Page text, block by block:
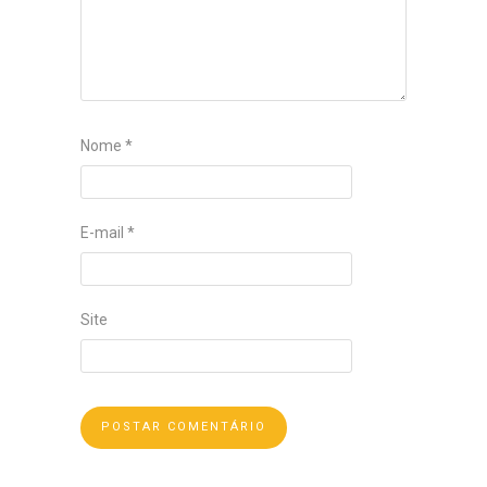
Nome *
E-mail *
Site